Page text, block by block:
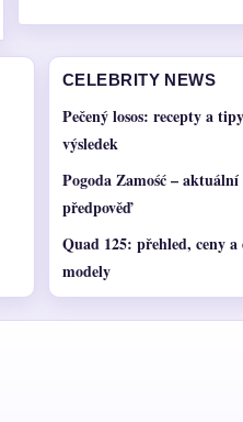
CELEBRITY NEWS
Pečený losos: recepty a
výsledek
Pogoda Zamość – aktuální
předpověď
Quad 125: přehled, ceny a
modely